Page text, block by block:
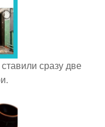
сразу две